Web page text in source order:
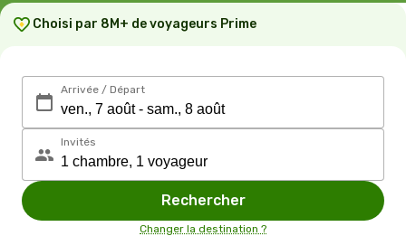
Choisi par 8M+ de voyageurs Prime
Arrivée / Départ
Invités
Rechercher
Changer la destination ?